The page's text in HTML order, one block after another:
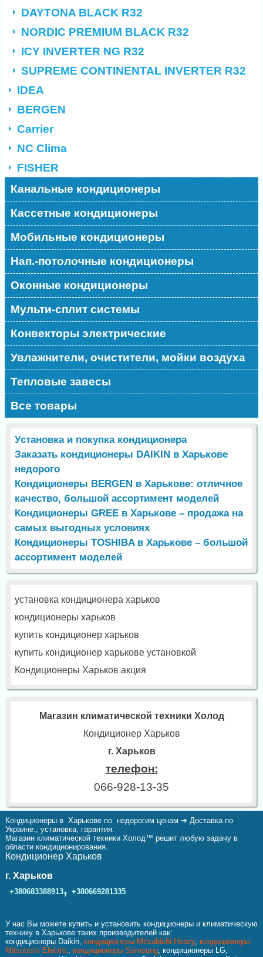
DAYTONA BLACK R32
NORDIC PREMIUM BLACK R32
ICY INVERTER NG R32
SUPREME CONTINENTAL INVERTER R32
IDEA
BERGEN
Carrier
NC Clima
FISHER
Канальные кондиционеры
Кассетные кондиционеры
Мобильные кондиционеры
Нап.-потолочные кондиционеры
Оконные кондиционеры
Мульти-сплит системы
Конвекторы электрические
Увлажнители, очистители, мойки воздуха
Тепловые завесы
Все товары
Установка и покупка кондиционера
Заказать кондиционеры DAIKIN в Харькове
недорого
Кондиционеры BERGEN в Харькове: отличное
качество, большой ассортимент моделей
Кондиционеры GREE в Харькове – продажа на
самых выгодных условиях
Кондиционеры TOSHIBA в Харькове – большой
ассортимент моделей
установка кондиционера харьков
кондиционеры харьков
купить кондиционер харьков
купить кондиционер харькове установкой
Кондиционеры Харьков акция
Магазин климатической техники Холод
Кондиционер Харьков
г. Харьков
телефон:
066-928-13-35
Кондиционеры в Харькове по недорогим ценам ➔ Доставка по
Украине., установка, гарантия.
Магазин климатической техники Холод™ решит любую задачу в
области кондиционирования.
Кондиционер Харьков
г. Харьков
+380683388913, +380669281335
У нас Вы можете купить и установить кондиционеры и климатическую
технику в Харькове таких производителей как:
кондиционеры Daikin, кондиционеры Mitsubishi Heavy, кондиционеры
Mitsubishi Electric кондиционеры Samsung, кондиционеры LG,